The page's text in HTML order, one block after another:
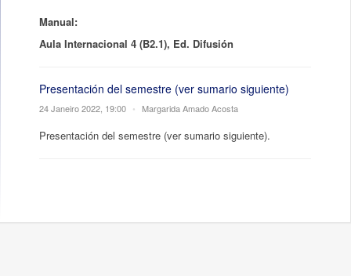
Manual:
Aula Internacional 4 (B2.1), Ed. Difusión
Presentación del semestre (ver sumario siguiente)
24 Janeiro 2022, 19:00 • Margarida Amado Acosta
Presentación del semestre (ver sumario siguiente).